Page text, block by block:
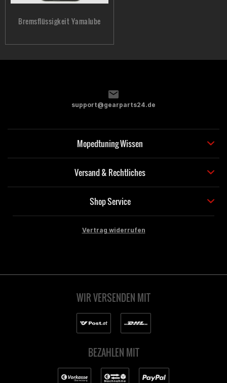
Bremsflüssigkeit Yamalube
support@gearparts24.de
Mopedtuning Wissen
Versand & Rechtliches
Shop Service
Vertrag widerrufen
WIR VERSENDEN MIT
BEZAHLEN MIT